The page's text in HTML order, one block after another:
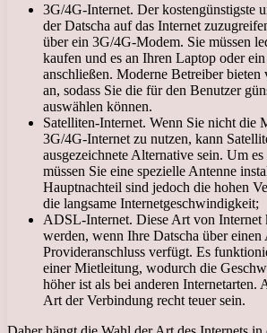
3G/4G-Internet. Der kostengünstigste
der Datscha auf das Internet
über ein 3G/4G-Modem. Sie müssen
kaufen und es an Ihren Laptop oder
anschließen. Moderne Betreiber bieten
an, sodass Sie die für den Benutzer
auswählen können.
Satelliten-Internet. Wenn Sie nicht die
3G/4G-Internet zu nutzen, kann
ausgezeichnete Alternative sein. Um
müssen Sie eine spezielle Antenne
Hauptnachteil sind jedoch die hohen
die langsame Internetgeschwindigkeit;
ADSL-Internet. Diese Art von Internet
werden, wenn Ihre Datscha über einen
Provideranschluss verfügt. Es
einer Mietleitung, wodurch die
höher ist als bei anderen Internetarten.
Art der Verbindung recht teuer sein.